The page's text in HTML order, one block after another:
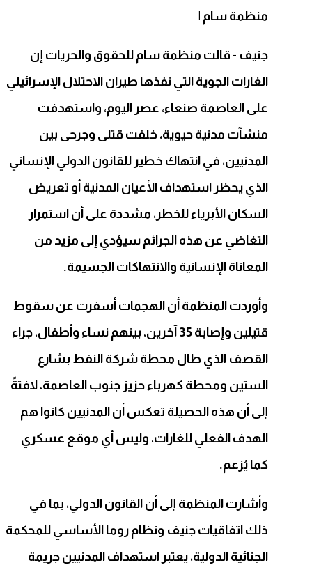
منظمة سام |
جنيف - قالت منظمة سام للحقوق والحريات إن
الغارات الجوية التي نفذها طيران الاحتلال الإسرائيلي
على العاصمة صنعاء، عصر اليوم، واستهدفت
منشآت مدنية حيوية، خلفت قتلى وجرحى بين
المدنيين، في انتهاك خطير للقانون الدولي الإنساني
الذي يحظر استهداف الأعيان المدنية أو تعريض
السكان الأبرياء للخطر، مشددة على أن استمرار
التغاضي عن هذه الجرائم سيؤدي إلى مزيد من
المعاناة الإنسانية والانتهاكات الجسيمة.
وأوردت المنظمة أن الهجمات أسفرت عن سقوط
قتيلين وإصابة 35 آخرين، بينهم نساء وأطفال، جراء
القصف الذي طال محطة شركة النفط بشارع
الستين ومحطة كهرباء حزيز جنوب العاصمة، لافتةً
إلى أن هذه الحصيلة تعكس أن المدنيين كانوا هم
الهدف الفعلي للغارات، وليس أي موقع عسكري
كما يُزعم.
وأشارت المنظمة إلى أن القانون الدولي، بما في
ذلك اتفاقيات جنيف ونظام روما الأساسي للمحكمة
الجنائية الدولية، يعتبر استهداف المدنيين جريمة